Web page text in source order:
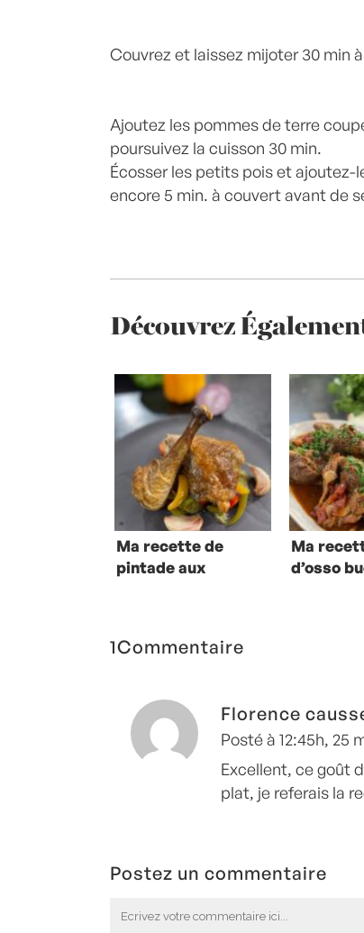
Couvrez et laissez mijoter 30 min
Ajoutez les pommes de terre
poursuivez la cuisson 30 min.
Écosser les petits pois et
encore 5 min. à couvert avant de
Découvrez
Ma recette de
pintade aux
Ma
d’osso
1Commentaire
Florence
Posté à 12:45h, 25
Excellent, ce goût
plat, je referais la
Postez un commentaire